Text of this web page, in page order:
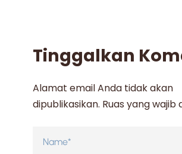
Tinggalkan
Alamat email Anda tidak akan
dipublikasikan. Ruas yang wajib